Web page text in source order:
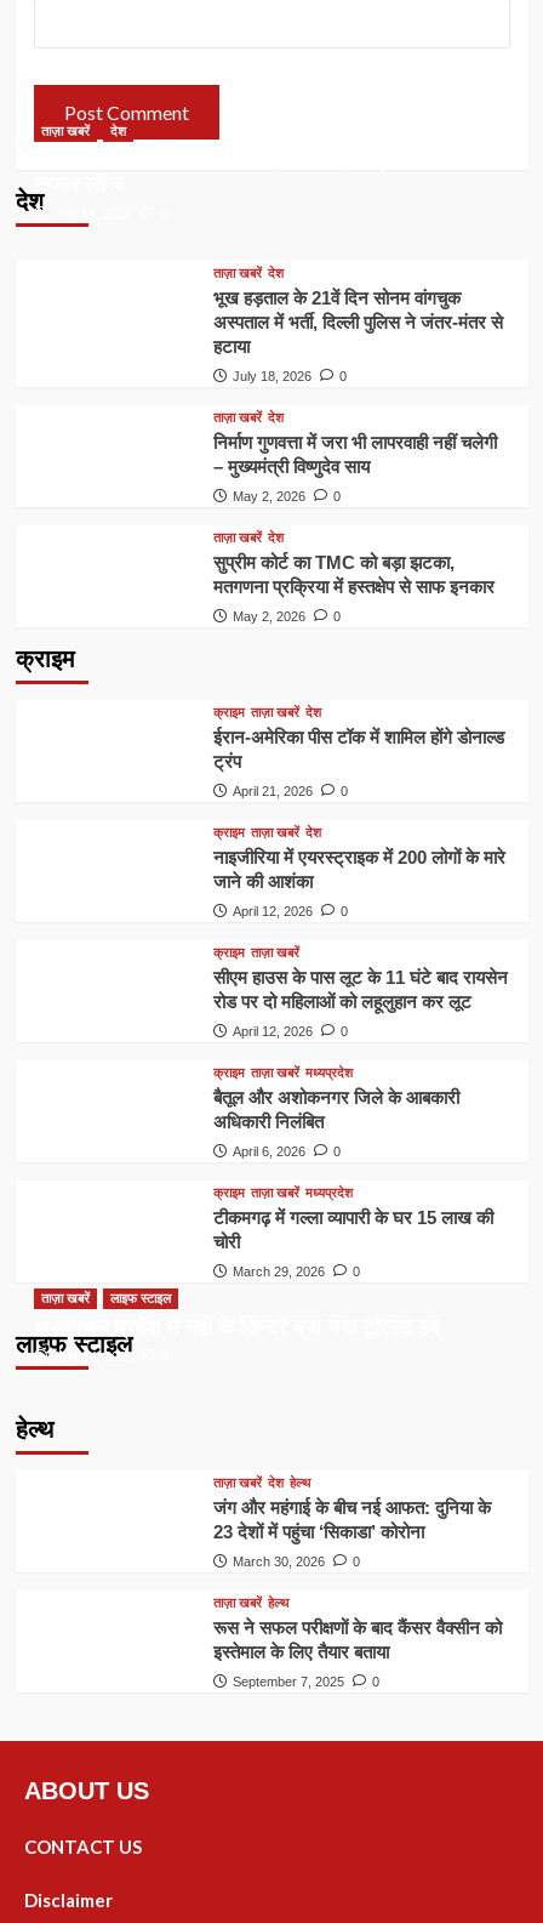
देश
ताज़ा खबरें देश
ताज़ा खबरें देश
भूख हड़ताल के 21वें दिन सोनम वांगचुक
अस्पताल में भर्ती, दिल्ली पुलिस ने जंतर-मंतर से
हटाया
July 18, 2026 0
ताज़ा खबरें देश
निर्माण गुणवत्ता में जरा भी लापरवाही नहीं चलेगी
– मुख्यमंत्री विष्णुदेव साय
May 2, 2026 0
ताज़ा खबरें देश
सुप्रीम कोर्ट का TMC को बड़ा झटका,
मतगणना प्रक्रिया में हस्तक्षेप से साफ इनकार
May 2, 2026 0
क्राइम
क्राइम ताज़ा खबरें देश
ईरान-अमेरिका पीस टॉक में शामिल होंगे डोनाल्ड
ट्रंप
April 21, 2026 0
क्राइम ताज़ा खबरें देश
नाइजीरिया में एयरस्ट्राइक में 200 लोगों के मारे
जाने की आशंका
April 12, 2026 0
क्राइम ताज़ा खबरें
सीएम हाउस के पास लूट के 11 घंटे बाद रायसेन
रोड पर दो महिलाओं को लहूलुहान कर लूट
April 12, 2026 0
क्राइम ताज़ा खबरें मध्यप्रदेश
बैतूल और अशोकनगर जिले के आबकारी
अधिकारी निलंबित
April 6, 2026 0
क्राइम ताज़ा खबरें मध्यप्रदेश
टीकमगढ़ में गल्ला व्यापारी के घर 15 लाख की
चोरी
March 29, 2026 0
लाइफ स्टाइल
ताज़ा खबरें लाइफ स्टाइल
April 24, 2026
हेल्थ
ताज़ा खबरें देश हेल्थ
जंग और महंगाई के बीच नई आफत: दुनिया के
23 देशों में पहुंचा ‘सिकाडा’ कोरोना
March 30, 2026 0
ताज़ा खबरें हेल्थ
रूस ने सफल परीक्षणों के बाद कैंसर वैक्सीन को
इस्तेमाल के लिए तैयार बताया
September 7, 2025 0
ABOUT US
CONTACT US
Disclaimer